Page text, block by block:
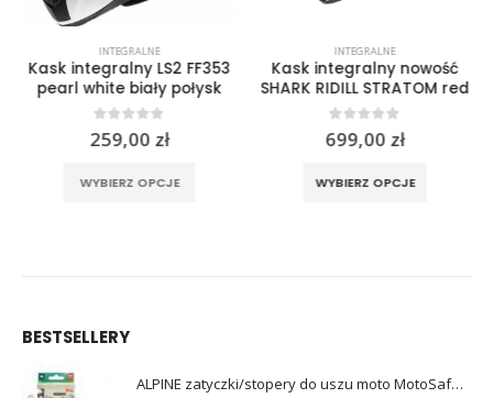
INTEGRALNE
Kask integralny LS2 FF353
pearl white biały połysk
0out of 5
259,00 zł
WYBIERZ OPCJE
INTEGRALNE
Kask integralny nowość
SHARK RIDILL STRATOM red
0 out of 5
699,00 zł
WYBIERZ OPCJE
BESTSELLERY
ALPINE zatyczki/stopery do uszu moto MotoSafe Pro